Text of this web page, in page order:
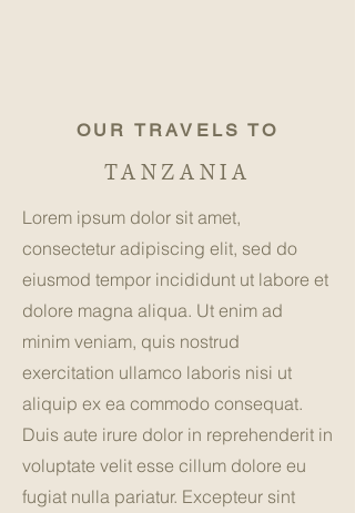
OUR TRAVELS TO
TANZANIA
Lorem ipsum dolor sit amet,
consectetur adipiscing elit, sed do
eiusmod tempor incididunt ut labore et
dolore magna aliqua. Ut enim ad
minim veniam, quis nostrud
exercitation ullamco laboris nisi ut
aliquip ex ea commodo consequat.
Duis aute irure dolor in reprehenderit in
voluptate velit esse cillum dolore eu
fugiat nulla pariatur. Excepteur sint